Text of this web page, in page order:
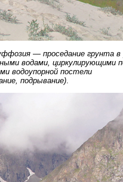
— проседание грунта в
водами, циркулирующими
водоупорной постели
подрывание)